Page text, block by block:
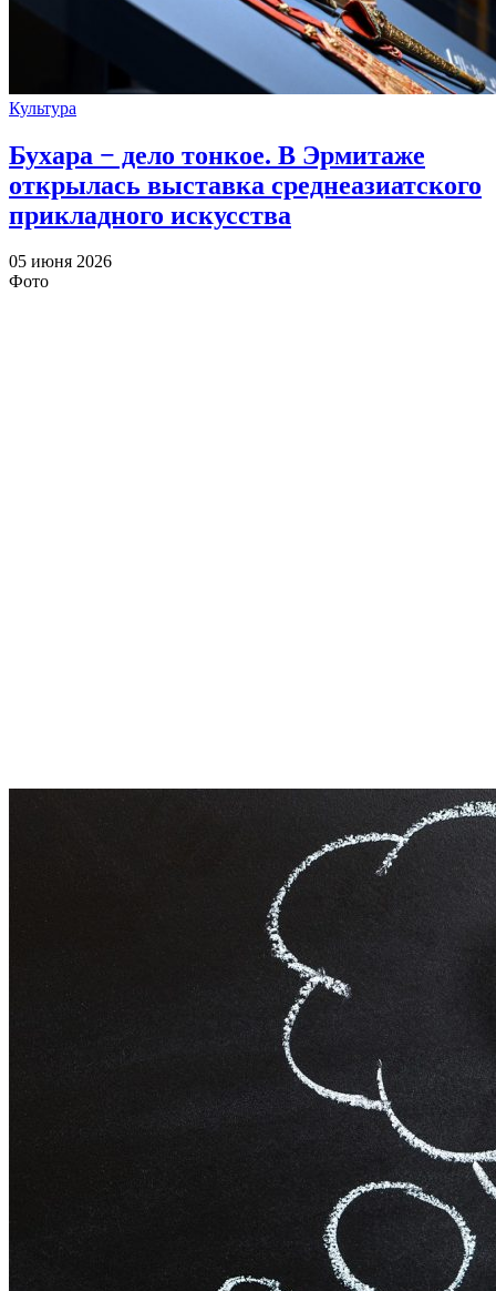
Культура
Бухара − дело тонкое. В Эрмитаже
открылась выставка среднеазиатского
прикладного искусства
05 июня 2026
Фото